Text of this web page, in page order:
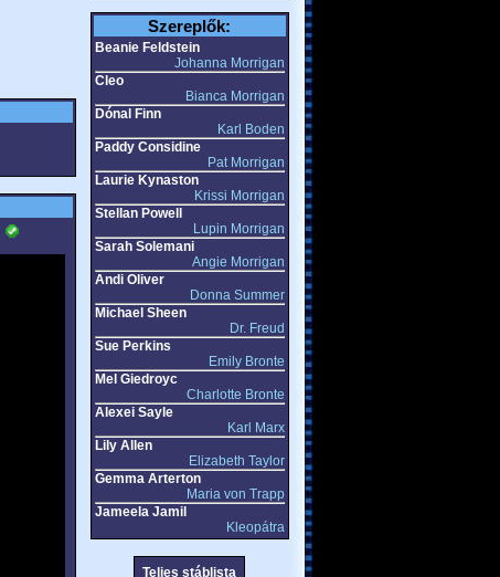
Szereplők:
Beanie Feldstein
Johanna Morrigan
Cleo
Bianca Morrigan
Dónal Finn
Karl Boden
Paddy Considine
Pat Morrigan
Laurie Kynaston
Krissi Morrigan
Stellan Powell
Lupin Morrigan
Sarah Solemani
Angie Morrigan
Andi Oliver
Donna Summer
Michael Sheen
Dr. Freud
Sue Perkins
Emily Bronte
Mel Giedroyc
Charlotte Bronte
Alexei Sayle
Karl Marx
Lily Allen
Elizabeth Taylor
Gemma Arterton
Maria von Trapp
Jameela Jamil
Kleopátra
Teljes stáblista